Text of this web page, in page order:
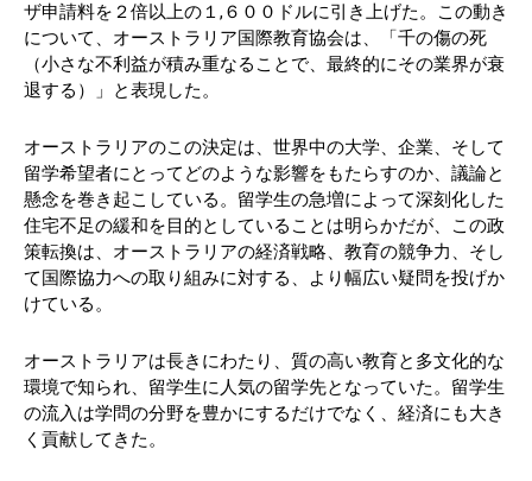
ザ申請料を２倍以上の１,６００ドルに引き上げた。この動き
について、オーストラリア国際教育協会は、「千の傷の死
（小さな不利益が積み重なることで、最終的にその業界が衰
退する）」と表現した。
オーストラリアのこの決定は、世界中の大学、企業、そして
留学希望者にとってどのような影響をもたらすのか、議論と
懸念を巻き起こしている。留学生の急増によって深刻化した
住宅不足の緩和を目的としていることは明らかだが、この政
策転換は、オーストラリアの経済戦略、教育の競争力、そし
て国際協力への取り組みに対する、より幅広い疑問を投げか
けている。
オーストラリアは長きにわたり、質の高い教育と多文化的な
環境で知られ、留学生に人気の留学先となっていた。留学生
の流入は学問の分野を豊かにするだけでなく、経済にも大き
く貢献してきた。